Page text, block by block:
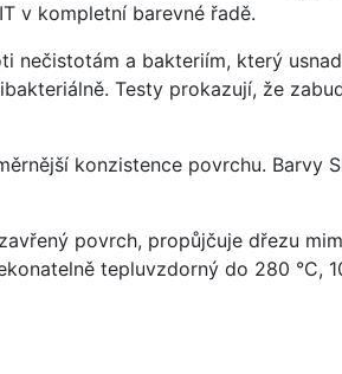
v kompletní barevné řadě.
a bakteriím, který
Testy prokazují, že
konzistence povrchu. Barvy
povrch, propůjčuje dřezu
tepluvzdorný do 280 °C,